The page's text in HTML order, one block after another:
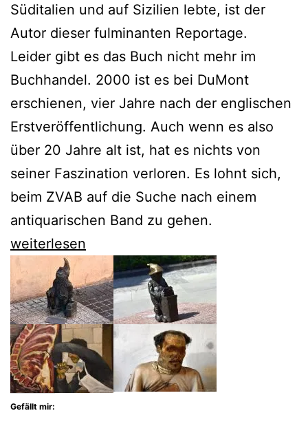
Süditalien und auf Sizilien lebte, ist der
Autor dieser fulminanten Reportage.
Leider gibt es das Buch nicht mehr im
Buchhandel. 2000 ist es bei DuMont
erschienen, vier Jahre nach der englischen
Erstveröffentlichung. Auch wenn es also
über 20 Jahre alt ist, hat es nichts von
seiner Faszination verloren. Es lohnt sich,
beim ZVAB auf die Suche nach einem
antiquarischen Band zu gehen.
Peter
erklärt
Sizilien
in
all
seinen
Dimensionen
weiterlesen
Gefällt mir: